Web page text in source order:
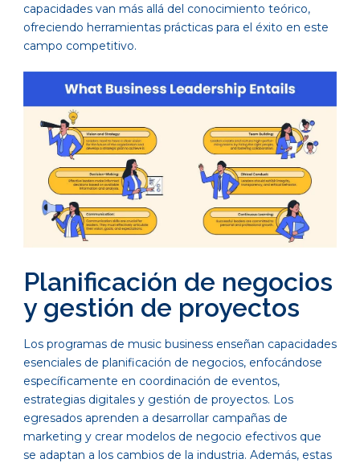
capacidades van más allá del conocimiento teórico,
ofreciendo herramientas prácticas para el éxito en este
campo competitivo.
Planificación de negocios
y gestión de proyectos
Los programas de music business enseñan capacidades
esenciales de planificación de negocios, enfocándose
específicamente en coordinación de eventos,
estrategias digitales y gestión de proyectos. Los
egresados aprenden a desarrollar campañas de
marketing y crear modelos de negocio efectivos que
se adaptan a los cambios de la industria. Además, estas